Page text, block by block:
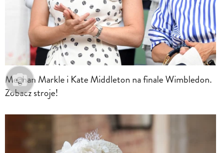
Meghan Markle i Kate Middleton na finale Wimbledon.
Zobacz stroje!